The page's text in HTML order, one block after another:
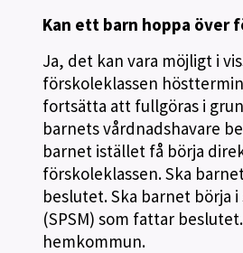
Kan ett barn hoppa över
Ja, det kan vara möjligt i
förskoleklassen
fortsätta att fullgöras i
barnets vårdnadshavare
barnet istället få börja
förskoleklassen. Ska
beslutet. Ska barnet börja
(SPSM) som fattar
hemkommun.